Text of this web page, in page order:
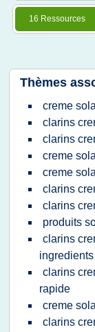
16 Ressources
Thèmes
creme
clarins
clarins
creme
creme
clarins
clarins
produits
clarins
ingredients
clarins
rapide
creme
clarins